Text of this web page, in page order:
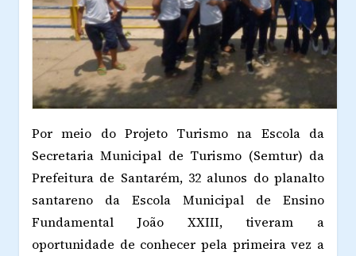
Por meio do Projeto Turismo na Escola da
Secretaria Municipal de Turismo (Semtur) da
Prefeitura de Santarém, 32 alunos do planalto
santareno da Escola Municipal de Ensino
Fundamental João XXIII, tiveram a
oportunidade de conhecer pela primeira vez a